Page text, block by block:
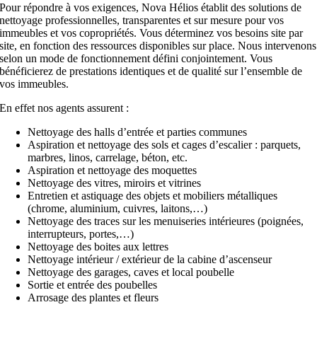
Pour répondre à vos exigences, Nova Hélios établit des solutions de
nettoyage professionnelles, transparentes et sur mesure pour vos
immeubles et vos copropriétés. Vous déterminez vos besoins site par
site, en fonction des ressources disponibles sur place. Nous intervenons
selon un mode de fonctionnement défini conjointement. Vous
bénéficierez de prestations identiques et de qualité sur l’ensemble de
vos immeubles.
En effet nos agents assurent :
Nettoyage des halls d’entrée et parties communes
Aspiration et nettoyage des sols et cages d’escalier : parquets,
marbres, linos, carrelage, béton, etc.
Aspiration et nettoyage des moquettes
Nettoyage des vitres, miroirs et vitrines
Entretien et astiquage des objets et mobiliers métalliques
(chrome, aluminium, cuivres, laitons,…)
Nettoyage des traces sur les menuiseries intérieures (poignées,
interrupteurs, portes,…)
Nettoyage des boites aux lettres
Nettoyage intérieur / extérieur de la cabine d’ascenseur
Nettoyage des garages, caves et local poubelle
Sortie et entrée des poubelles
Arrosage des plantes et fleurs